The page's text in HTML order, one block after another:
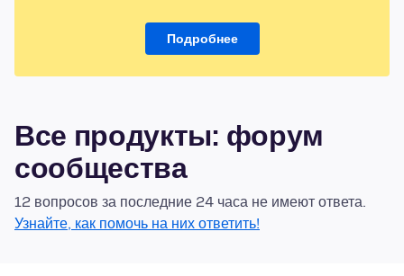
Подробнее
Все продукты: форум
сообщества
12 вопросов за последние 24 часа не имеют ответа.
Узнайте, как помочь на них ответить!